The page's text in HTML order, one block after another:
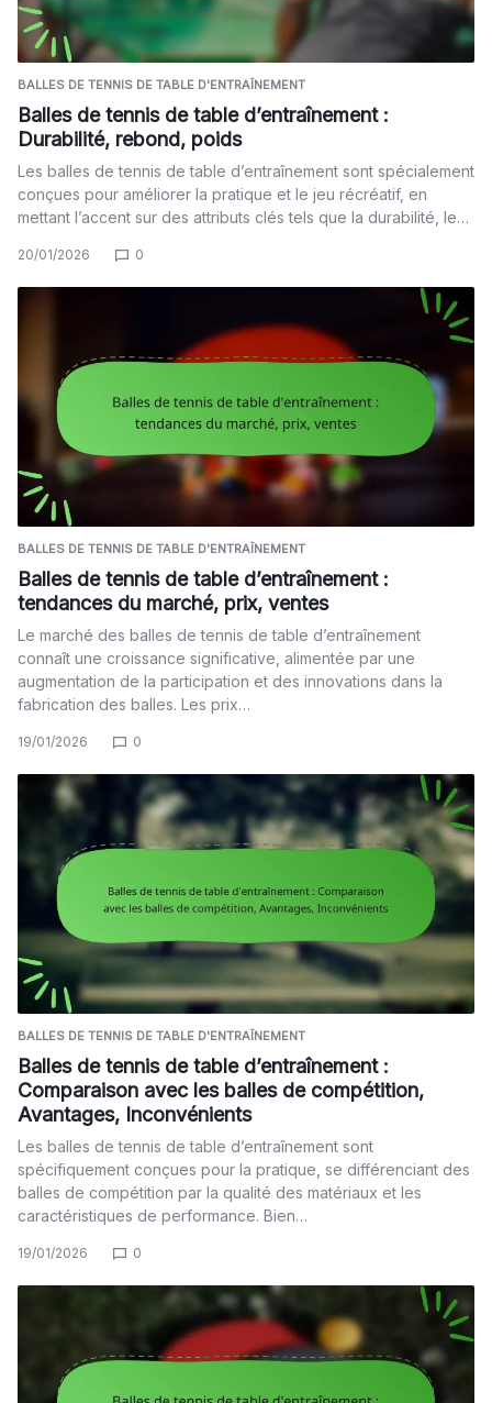
BALLES DE TENNIS DE TABLE D'ENTRAÎNEMENT
Balles de tennis de table d’entraînement :
Durabilité, rebond, poids
Les balles de tennis de table d’entraînement sont spécialement
conçues pour améliorer la pratique et le jeu récréatif, en
mettant l’accent sur des attributs clés tels que la durabilité, le…
20/01/2026 0
BALLES DE TENNIS DE TABLE D'ENTRAÎNEMENT
Balles de tennis de table d’entraînement :
tendances du marché, prix, ventes
Le marché des balles de tennis de table d’entraînement
connaît une croissance significative, alimentée par une
augmentation de la participation et des innovations dans la
fabrication des balles. Les prix…
19/01/2026 0
BALLES DE TENNIS DE TABLE D'ENTRAÎNEMENT
Balles de tennis de table d’entraînement :
Comparaison avec les balles de compétition,
Avantages, Inconvénients
Les balles de tennis de table d’entraînement sont
spécifiquement conçues pour la pratique, se différenciant des
balles de compétition par la qualité des matériaux et les
caractéristiques de performance. Bien…
19/01/2026 0